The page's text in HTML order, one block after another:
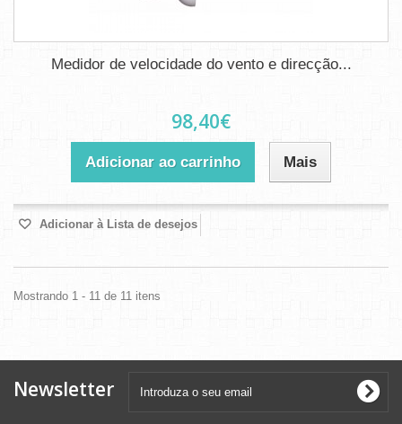
Medidor de velocidade do vento e direcção...
98,40€
Adicionar ao carrinho Mais
Adicionar à Lista de desejos
Mostrando 1 - 11 de 11 itens
Newsletter